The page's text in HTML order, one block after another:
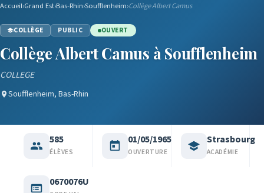
Accueil›Grand Est›Bas-Rhin›Soufflenheim›Collège Albert Camus
COLLÈGE PUBLIC OUVERT
Collège Albert Camus à Soufflenheim
COLLEGE
Soufflenheim, Bas-Rhin
585
ÉLÈVES
01/05/1965
OUVERTURE
Strasbourg
ACADÉMIE
0670076U